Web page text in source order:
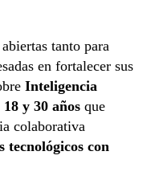
tanto para
en fortalecer sus
Inteligencia
18 y 30 años que
colaborativa
tecnológicos con